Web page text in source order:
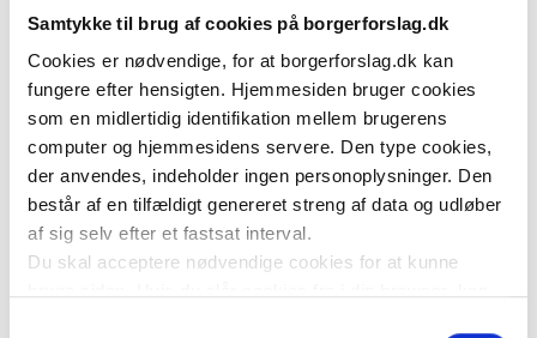
Samtykke til brug af cookies på borgerforslag.dk
Cookies er nødvendige, for at borgerforslag.dk kan
fungere efter hensigten. Hjemmesiden bruger cookies
som en midlertidig identifikation mellem brugerens
computer og hjemmesidens servere. Den type cookies,
der anvendes, indeholder ingen personoplysninger. Den
består af en tilfældigt genereret streng af data og udløber
af sig selv efter et fastsat interval.
Du skal acceptere nødvendige cookies for at kunne
er kønsopdelte, hvorfor det ikke giver mening, at
der tre andre personer med samme juridiske køn som
ansøgeren, der bærer navnet. Personen endte med at
få medhold i sin sag og har dermed fået godkendt sit
navn.
Liv Gro og hendes kone har tre børn og de to ældste